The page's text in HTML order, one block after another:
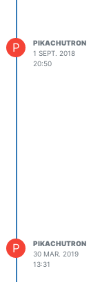
P
PIKACHUTRON
1 SEPT. 2018
20:50
P
PIKACHUTRON
30 MAR. 2019
13:31